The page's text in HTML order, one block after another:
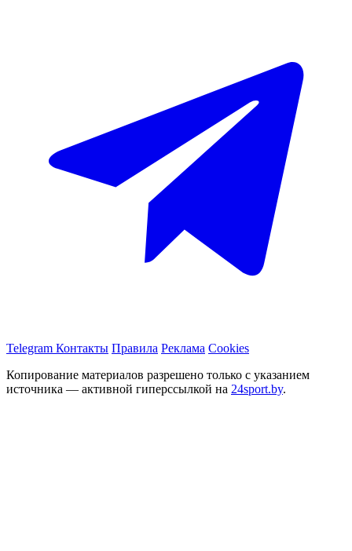
Telegram Контакты Правила Реклама Cookies
Копирование материалов разрешено только с указанием
источника — активной гиперссылкой на 24sport.by.